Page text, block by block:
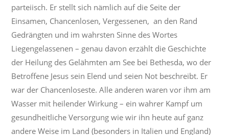
parteiisch. Er stellt sich nämlich auf die Seite der
Einsamen, Chancenlosen, Vergessenen, an den Rand
Gedrängten und im wahrsten Sinne des Wortes
Liegengelassenen – genau davon erzählt die Geschichte
der Heilung des Gelähmten am See bei Bethesda, wo der
Betroffene Jesus sein Elend und seien Not beschreibt. Er
war der Chancenloseste. Alle anderen waren vor ihm am
Wasser mit heilender Wirkung – ein wahrer Kampf um
gesundheitliche Versorgung wie wir ihn heute auf ganz
andere Weise im Land (besonders in Italien und England)